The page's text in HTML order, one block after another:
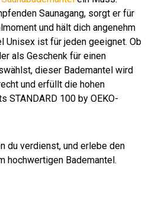
Saunagang, sorgt er für
und hält dich angenehm
Unisex ist für jeden geeignet. Ob
als Geschenk für einen
dieser Bademantel wird
und erfüllt die hohen
STANDARD 100 by OEKO-
du verdienst, und erlebe den
hochwertigen Bademantel.